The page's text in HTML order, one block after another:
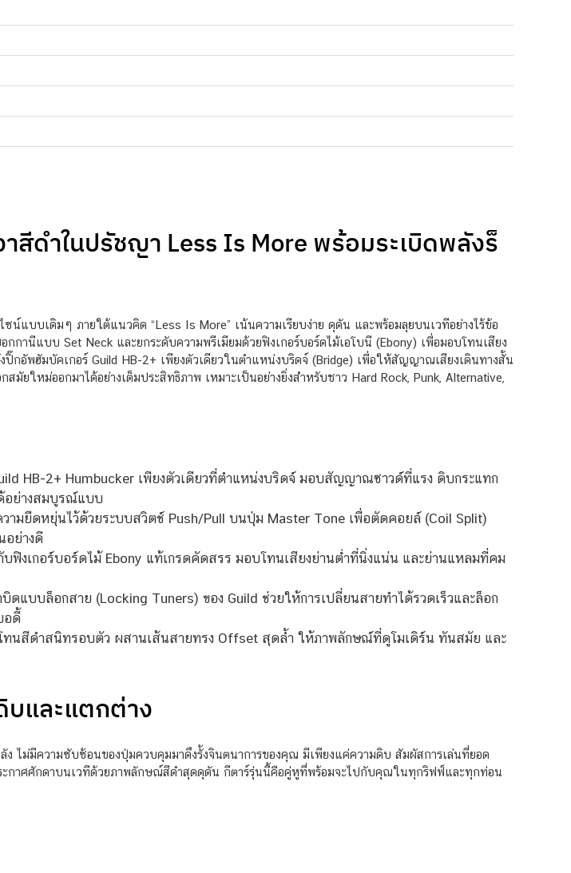
สีดำในปรัชญา Less Is More พร้อมระเบิดพลังร็
น์แบบเดิมๆ ภายใต้แนวคิด “Less Is More” เน้นความเรียบง่าย ดุดัน และพร้อมลุยบนเวทีอย่างไร้ข้อ
กานีแบบ Set Neck และยกระดับความพรีเมียมด้วยฟิงเกอร์บอร์ดไม้เอโบนี (Ebony) เพื่อมอบโทนเสียง
อัพฮัมบัคเกอร์ Guild HB-2+ เพียงตัวเดียวในตำแหน่งบริดจ์ (Bridge) เพื่อให้สัญญาณเสียงเดินทางสั้น
ยใหม่ออกมาได้อย่างเต็มประสิทธิภาพ เหมาะเป็นอย่างยิ่งสำหรับชาว Hard Rock, Punk, Alternative,
HB-2+ Humbucker เพียงตัวเดียวที่ตำแหน่งบริดจ์ มอบสัญญาณซาวด์ที่แรง ดิบกระแทก
อย่างสมบูรณ์แบบ
ามยืดหยุ่นไว้ด้วยระบบสวิตช์ Push/Pull บนปุ่ม Master Tone เพื่อตัดคอยล์ (Coil Split)
อย่างดี
ฟิงเกอร์บอร์ดไม้ Ebony แท้เกรดคัดสรร มอบโทนเสียงย่านต่ำที่นิ่งแน่น และย่านแหลมที่คม
ดแบบล็อกสาย (Locking Tuners) ของ Guild ช่วยให้การเปลี่ยนสายทำได้รวดเร็วและล็อก
อดี้
นสีดำสนิทรอบตัว ผสานเส้นสายทรง Offset สุดล้ำ ให้ภาพลักษณ์ที่ดูโมเดิร์น ทันสมัย และ
บและแตกต่าง
ง ไม่มีความซับซ้อนของปุ่มควบคุมมาดึงรั้งจินตนาการของคุณ มีเพียงแค่ความดิบ สัมผัสการเล่นที่ยอด
ระกาศศักดาบนเวทีด้วยภาพลักษณ์สีดำสุดดุดัน กีตาร์รุ่นนี้คือคู่หูที่พร้อมจะไปกับคุณในทุกริฟฟ์และทุกท่อน